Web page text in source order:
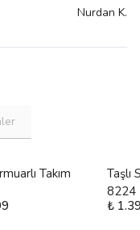
Nurdan K.
Takım
Taşlı
8224
₺